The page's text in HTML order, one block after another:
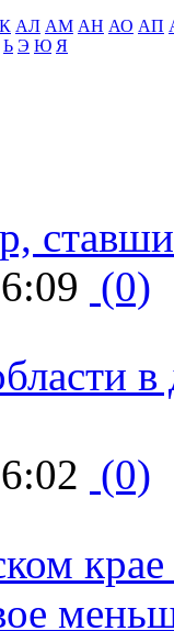
АЛ АМ АН АО АП
Ь Э Ю Я
(0)
в
(0)